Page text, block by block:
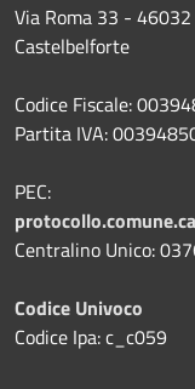
Via Roma 33 -
Castelbelforte
Codice Fiscale:
Partita IVA:
PEC:
Centralino Unico:
Codice Univoco
Codice Ipa: c_c059